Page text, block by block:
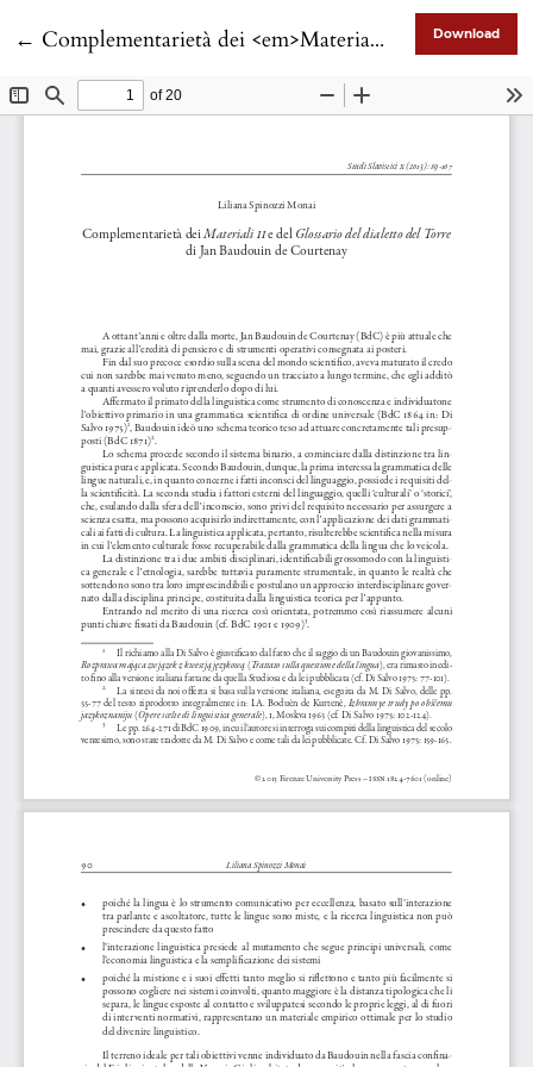
← Return to Article Details
Complementarietà dei <em>Materiali II</em> e del <em>Glossario del dialetto del Torre</em> di Jan Baudouin de Courtenay Download